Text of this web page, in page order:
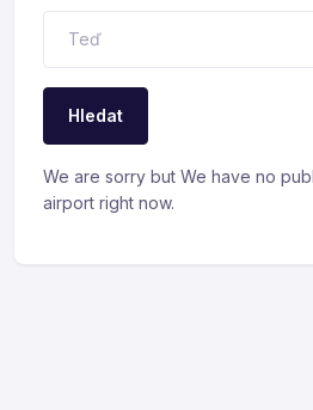
Hledat
We are sorry but We have no
airport right now.